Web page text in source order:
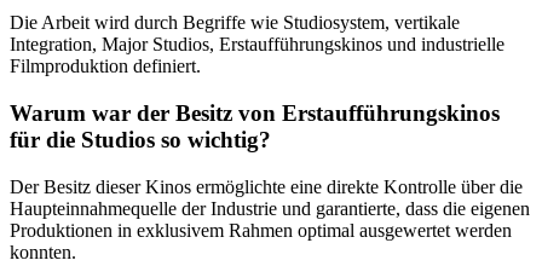
Die Arbeit wird durch Begriffe wie Studiosystem, vertikale
Integration, Major Studios, Erstaufführungskinos und industrielle
Filmproduktion definiert.
Warum war der Besitz von Erstaufführungskinos
für die Studios so wichtig?
Der Besitz dieser Kinos ermöglichte eine direkte Kontrolle über die
Haupteinnahmequelle der Industrie und garantierte, dass die eigenen
Produktionen in exklusivem Rahmen optimal ausgewertet werden
konnten.